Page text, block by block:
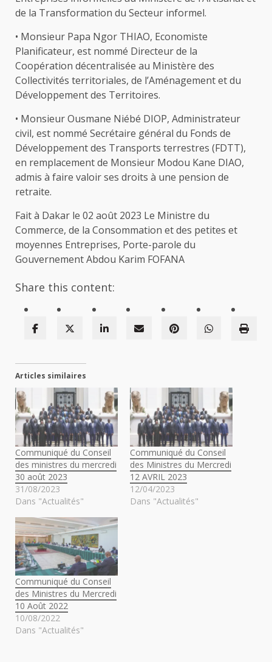
de la Transformation du Secteur informel.
• Monsieur Papa Ngor THIAO, Economiste
Planificateur, est nommé Directeur de la
Coopération décentralisée au Ministère des
Collectivités territoriales, de l’Aménagement et du
Développement des Territoires.
• Monsieur Ousmane Niébé DIOP, Administrateur
civil, est nommé Secrétaire général du Fonds de
Développement des Transports terrestres (FDTT),
en remplacement de Monsieur Modou Kane DIAO,
admis à faire valoir ses droits à une pension de
retraite.
Fait à Dakar le 02 août 2023 Le Ministre du
Commerce, de la Consommation et des petites et
moyennes Entreprises, Porte-parole du
Gouvernement Abdou Karim FOFANA
Share this content:
Articles similaires
Communiqué du Conseil
des ministres du mercredi
30 août 2023
31/08/2023
Dans "Actualités"
Communiqué du Conseil
des Ministres du Mercredi
12 AVRIL 2023
12/04/2023
Dans "Actualités"
Communiqué du Conseil
des Ministres du Mercredi
10 Août 2022
10/08/2022
Dans "Actualités"